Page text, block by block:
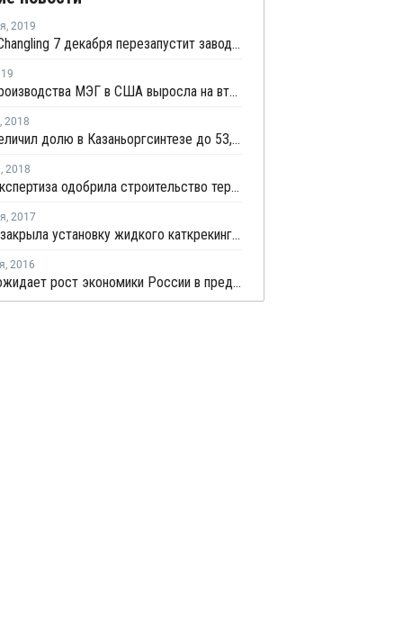
, 2019
Sinopec Changling 7 декабря перезапустит завод окиси пропилена в провинции Хунань после планового ремонта
Маржа производства МЭГ в США выросла на второй неделе мая
, 2018
ТАИФ увеличил долю в Казаньоргсинтезе до 53,93%
, 2018
Главгосэкспертиза одобрила строительство терминала ВНХК в Приморском крае
, 2017
Indian Oil закрыла установку жидкого каткрекинга в Парадипе из-за пожара на НПЗ
, 2016
Минфин ожидает рост экономики России в пределах 1,5% в год